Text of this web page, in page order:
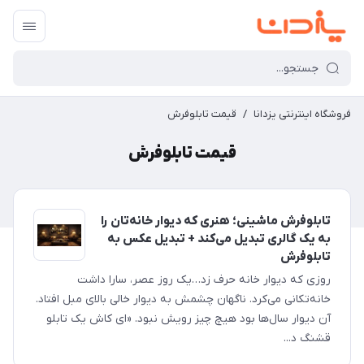
فروشگاه اینترنتی یزدانا / قیمت تابلوفرش
قیمت تابلوفرش
تابلوفرش ماشینی؛ هنری که دیوار خانه‌تان را
به یک گالری تبدیل می‌کند + تبدیل عکس به
تابلوفرش
روزی که دیوار خانه حرف زد…یک روز عصر، سارا داشت
خانه‌تکانی می‌کرد. ناگهان چشمش به دیوار خالی بالای مبل افتاد.
آن دیوار سال‌ها بود هیچ چیز رویش نبود. «ای کاش یک تابلو
قشنگ د...